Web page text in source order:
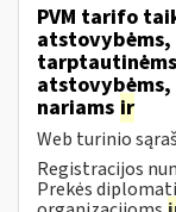
PVM tarifo
atstovybėms,
nariams ir
Web turinio
Registracijos
Prekės